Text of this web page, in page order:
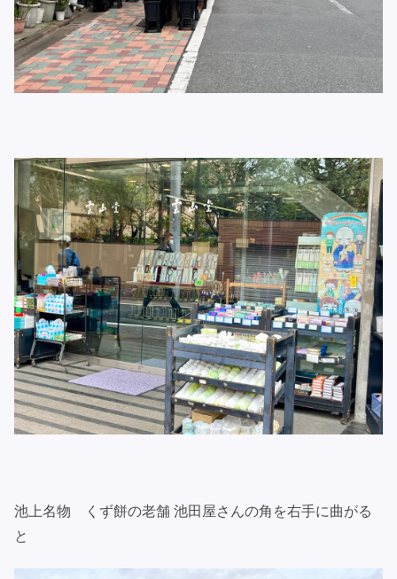
池上名物 くず餅の老舗 池田屋さんの角を右手に曲がる
と